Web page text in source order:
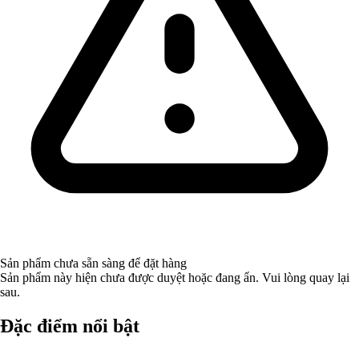
Sản phẩm chưa sẵn sàng để đặt hàng
Sản phẩm này hiện chưa được duyệt hoặc đang ẩn. Vui lòng quay lại
sau.
Đặc điểm nổi bật